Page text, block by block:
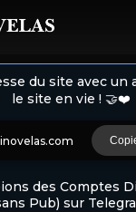
du site avec un
le site en vie ! 🤝❤️
des Comptes
Pub) sur